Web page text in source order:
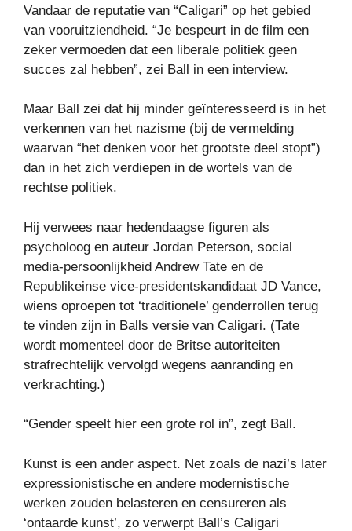
Vandaar de reputatie van “Caligari” op het gebied
van vooruitziendheid. “Je bespeurt in de film een ​​
zeker vermoeden dat een liberale politiek geen
succes zal hebben”, zei Ball in een interview.
Maar Ball zei dat hij minder geïnteresseerd is in het
verkennen van het nazisme (bij de vermelding
waarvan “het denken voor het grootste deel stopt”)
dan in het zich verdiepen in de wortels van de
rechtse politiek.
Hij verwees naar hedendaagse figuren als
psycholoog en auteur Jordan Peterson, social
media-persoonlijkheid Andrew Tate en de
Republikeinse vice-presidentskandidaat JD Vance,
wiens oproepen tot ‘traditionele’ genderrollen terug
te vinden zijn in Balls versie van Caligari. (Tate
wordt momenteel door de Britse autoriteiten
strafrechtelijk vervolgd wegens aanranding en
verkrachting.)
“Gender speelt hier een grote rol in”, zegt Ball.
Kunst is een ander aspect. Net zoals de nazi’s later
expressionistische en andere modernistische
werken zouden belasteren en censureren als
‘ontaarde kunst’, zo verwerpt Ball’s Caligari